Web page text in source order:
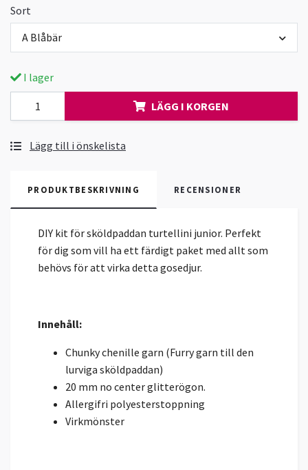
Sort
A Blåbär
I lager
LÄGG I KORGEN
Lägg till i önskelista
PRODUKTBESKRIVNING RECENSIONER
DIY kit för sköldpaddan turtellini junior. Perfekt
för dig som vill ha ett färdigt paket med allt som
behövs för att virka detta gosedjur.
Innehåll:
Chunky chenille garn (Furry garn till den
lurviga sköldpaddan)
20 mm no center glitterögon.
Allergifri polyesterstoppning
Virkmönster